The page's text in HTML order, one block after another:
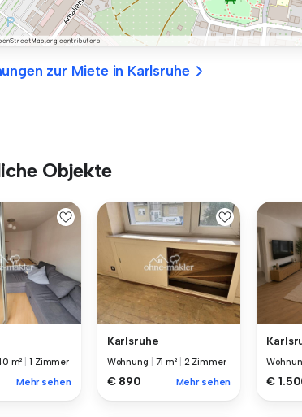
zur Miete in Karlsruhe
Objekte
m² |1 Zimmer
Mehr sehen
Karlsruhe
Wohnung 71 m² 2 Zimmer
€ 890 Mehr sehen €